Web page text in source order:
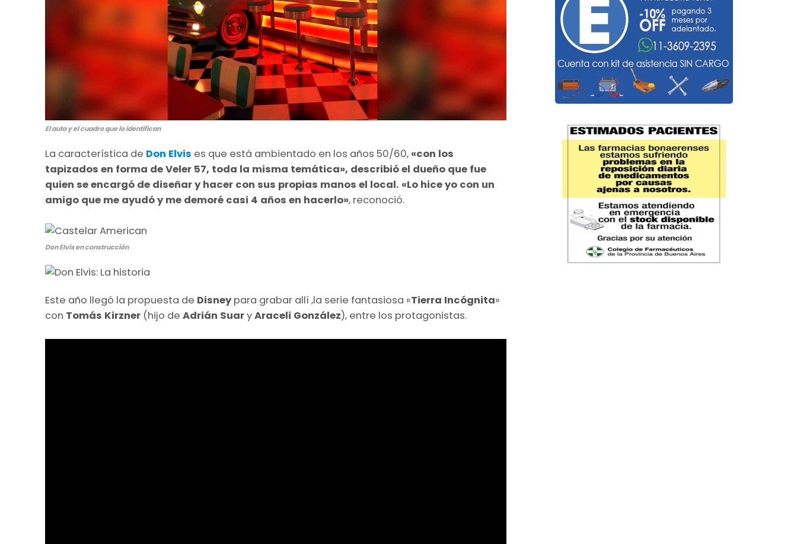
El auto y el cuadro que lo identifican
La característica de Don Elvis es que está ambientado en los años 50/60, «con los
tapizados en forma de Veler 57, toda la misma temática», describió el dueño que fue
quien se encargó de diseñar y hacer con sus propias manos el local. «Lo hice yo con un
amigo que me ayudó y me demoré casi 4 años en hacerlo», reconoció.
Don Elvis en construcción
Este año llegó la propuesta de Disneypara grabar allí ,la serie fantasiosa «Tierra Incógnita»
con Tomás Kirzner (hijo de Adrián SuaryAraceli González), entre los protagonistas.